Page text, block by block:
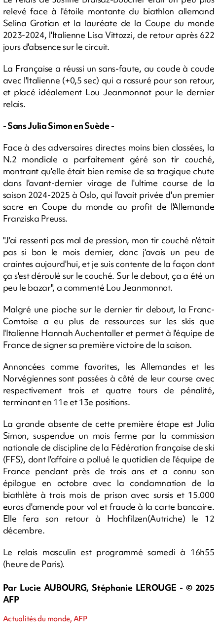
relevé face à l'étoile montante du biathlon allemand
Selina Grotian et la lauréate de la Coupe du monde
2023-2024, l'Italienne Lisa Vittozzi, de retour après 622
jours d'absence sur le circuit.
La Française a réussi un sans-faute, au coude à coude
avec l'Italienne (+0,5 sec) qui a rassuré pour son retour,
et placé idéalement Lou Jeanmonnot pour le dernier
relais.
- Sans Julia Simon en Suède -
Face à des adversaires directes moins bien classées, la
N.2 mondiale a parfaitement géré son tir couché,
montrant qu'elle était bien remise de sa tragique chute
dans l'avant-dernier virage de l'ultime course de la
saison 2024-2025 à Oslo, qui l'avait privée d'un premier
sacre en Coupe du monde au profit de l'Allemande
Franziska Preuss.
"J'ai ressenti pas mal de pression, mon tir couché n'était
pas si bon le mois dernier, donc j'avais un peu de
craintes aujourd'hui, et je suis contente de la façon dont
ça s'est déroulé sur le couché. Sur le debout, ça a été un
peu le bazar", a commenté Lou Jeanmonnot.
Malgré une pioche sur le dernier tir debout, la Franc-
Comtoise a eu plus de ressources sur les skis que
l'Italienne Hannah Auchentaller et permet à l'équipe de
France de signer sa première victoire de la saison.
Annoncées comme favorites, les Allemandes et les
Norvégiennes sont passées à côté de leur course avec
respectivement trois et quatre tours de pénalité,
terminant en 11e et 13e positions.
La grande absente de cette première étape est Julia
Simon, suspendue un mois ferme par la commission
nationale de discipline de la Fédération française de ski
(FFS), dont l'affaire a pollué le quotidien de l'équipe de
France pendant près de trois ans et a connu son
épilogue en octobre avec la condamnation de la
biathlète à trois mois de prison avec sursis et 15.000
euros d'amende pour vol et fraude à la carte bancaire.
Elle fera son retour à Hochfilzen(Autriche) le 12
décembre.
Le relais masculin est programmé samedi à 16h55
(heure de Paris).
Par Lucie AUBOURG, Stéphanie LEROUGE - © 2025
AFP
Actualités du monde, AFP